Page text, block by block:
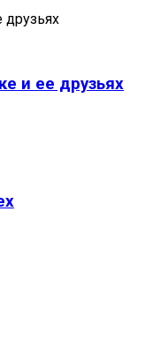
друзьях
и ее друзьях